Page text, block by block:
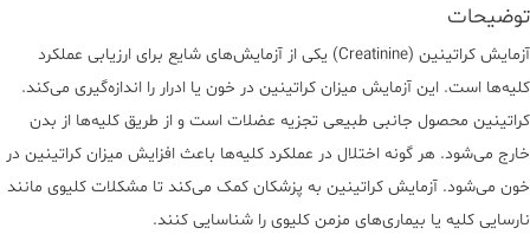
توضیحات
آزمایش کراتینین (Creatinine) یکی از آزمایش‌های شایع برای ارزیابی عملکرد
کلیه‌ها است. این آزمایش میزان کراتینین در خون یا ادرار را اندازه‌گیری می‌کند.
کراتینین محصول جانبی طبیعی تجزیه عضلات است و از طریق کلیه‌ها از بدن
خارج می‌شود. هر گونه اختلال در عملکرد کلیه‌ها باعث افزایش میزان کراتینین در
خون می‌شود. آزمایش کراتینین به پزشکان کمک می‌کند تا مشکلات کلیوی مانند
نارسایی کلیه یا بیماری‌های مزمن کلیوی را شناسایی کنند.